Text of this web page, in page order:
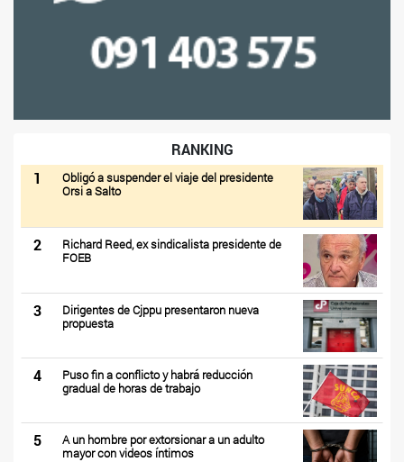
RANKING
1
Obligó a suspender el viaje del presidente
Orsi a Salto
2
Richard Reed, ex sindicalista presidente de
FOEB
3
Dirigentes de Cjppu presentaron nueva
propuesta
4
Puso fin a conflicto y habrá reducción
gradual de horas de trabajo
5
A un hombre por extorsionar a un adulto
mayor con videos íntimos